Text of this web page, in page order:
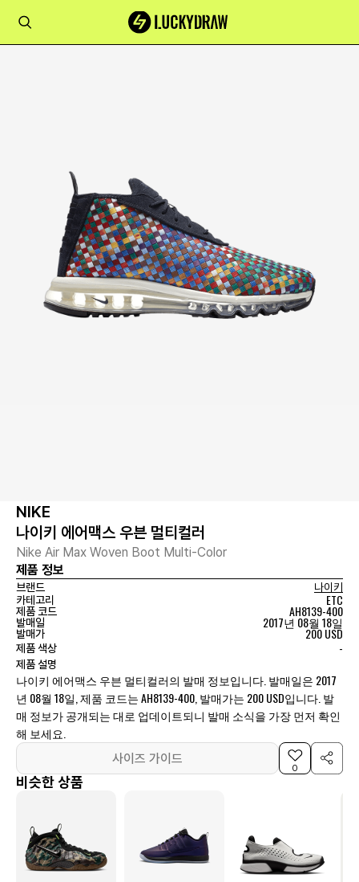
NIKE
나이키 에어맥스 우븐 멀티컬러
Nike Air Max Woven Boot Multi-Color
제품 정보
브랜드
나이키
카테고리
ETC
제품 코드 AH8139-400
발매일 2017년 08월 18일
발매가 200 USD
제품 색상 -
제품 설명
나이키 에어맥스 우븐 멀티컬러의 발매 정보입니다. 발매일은 2017
년 08월 18일, 제품 코드는 AH8139-400, 발매가는 200 USD입니다. 발
매 정보가 공개되는 대로 업데이트되니 발매 소식을 가장 먼저 확인
해 보세요.
사이즈 가이드
0
비슷한 상품